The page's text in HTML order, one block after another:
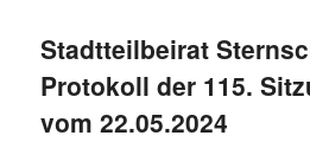
Stadtteilbeirat
Protokoll der 115.
vom 22.05.2024